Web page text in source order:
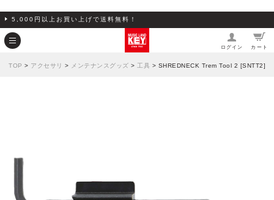
5,000円以上お買い上げで送料無料！
ログイン カート
TOP > アクセサリ > メンテナンスグッズ > 工具 > SHREDNECK Trem Tool 2 [SNTT2]